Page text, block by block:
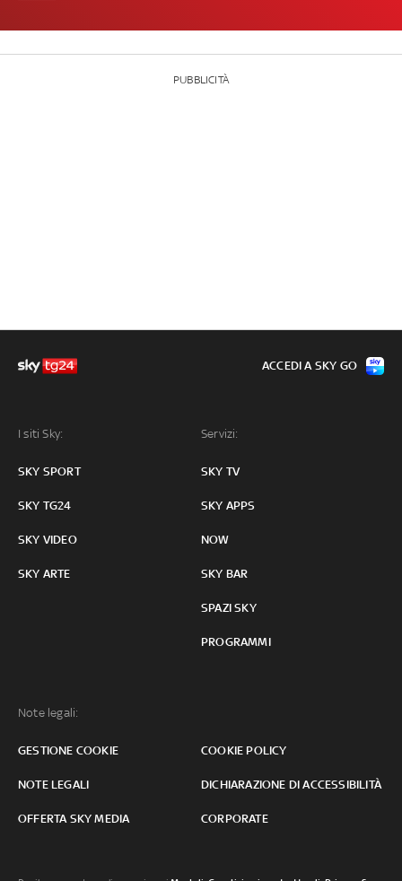
PUBBLICITÀ
I siti Sky:
SKY SPORT
SKY TG24
SKY VIDEO
SKY ARTE
Servizi:
SKY TV
SKY APPS
NOW
SKY BAR
SPAZI SKY
PROGRAMMI
Note legali:
GESTIONE COOKIE COOKIE POLICY
NOTE LEGALI DICHIARAZIONE DI ACCESSIBILITÀ
OFFERTA SKY MEDIA CORPORATE
ACCEDI A SKY GO